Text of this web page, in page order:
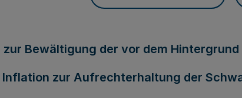
Bewältigung der vor dem
zur Aufrechterhaltung der